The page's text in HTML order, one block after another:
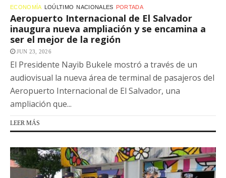
ECONOMÍA LOÚLTIMO NACIONALES PORTADA
Aeropuerto Internacional de El Salvador
inaugura nueva ampliación y se encamina a
ser el mejor de la región
JUN 23, 2026
El Presidente Nayib Bukele mostró a través de un
audiovisual la nueva área de terminal de pasajeros del
Aeropuerto Internacional de El Salvador, una
ampliación que...
LEER MÁS